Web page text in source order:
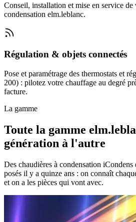
Conseil, installation et mise en service
condensation elm.leblanc.
Régulation & objets connectés
Pose et paramétrage des thermostats et
200) : pilotez votre chauffage au degré
facture.
La gamme
Toute la gamme
génération à l'autre
Des chaudières à condensation
posés il y a quinze ans : on connaît
et on a les pièces qui vont avec.